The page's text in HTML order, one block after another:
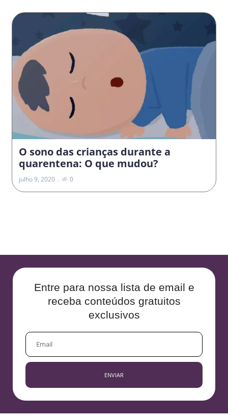
O sono das crianças durante a
quarentena: O que mudou?
julho 9, 2020 0
Entre para nossa lista de email e
receba conteúdos gratuitos
exclusivos
EMAIL
ENVIAR